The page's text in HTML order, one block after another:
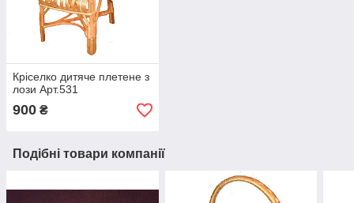
Кріселко дитяче плетене з
лози Арт.531
900 ₴
Подібні товари компанії